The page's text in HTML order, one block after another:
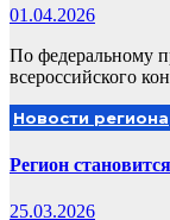
01.04.2026
По федеральному
всероссийского
Новости региона
Регион
25.03.2026